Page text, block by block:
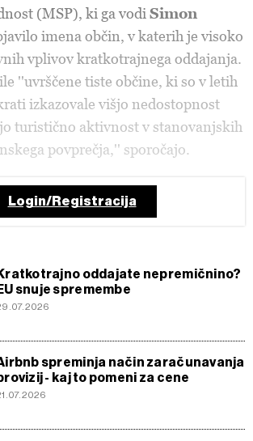
(MSP), ki ga vodi Simon
imena občin, v katerih je visoko
vplivov kratkotrajnega oddajanja.
''uvrščene tiste občine, ki so v letih
izkazovale višjo nedostopnost
turistično aktivnost v stanovanjskih
povprečja,'' sporočajo.
Login/Registracija
oddajate nepremičnino?
snuje spremembe
spreminja način zaračunavanja
- kaj to pomeni za cene